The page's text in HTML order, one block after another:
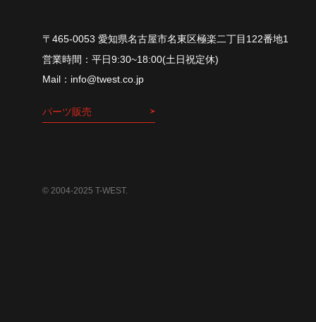
〒465-0053 愛知県名古屋市名東区極楽二丁目122番地1
平⽇9:30~18:00(⼟⽇祝定休)
info@twest.co.jp
パーツ販売
© 2004-2025 T-WEST.